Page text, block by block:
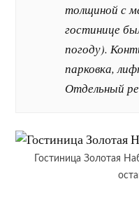
толщиной с
гостинице
погоду).
парковка,
Отдельный
Гостиница Золотая